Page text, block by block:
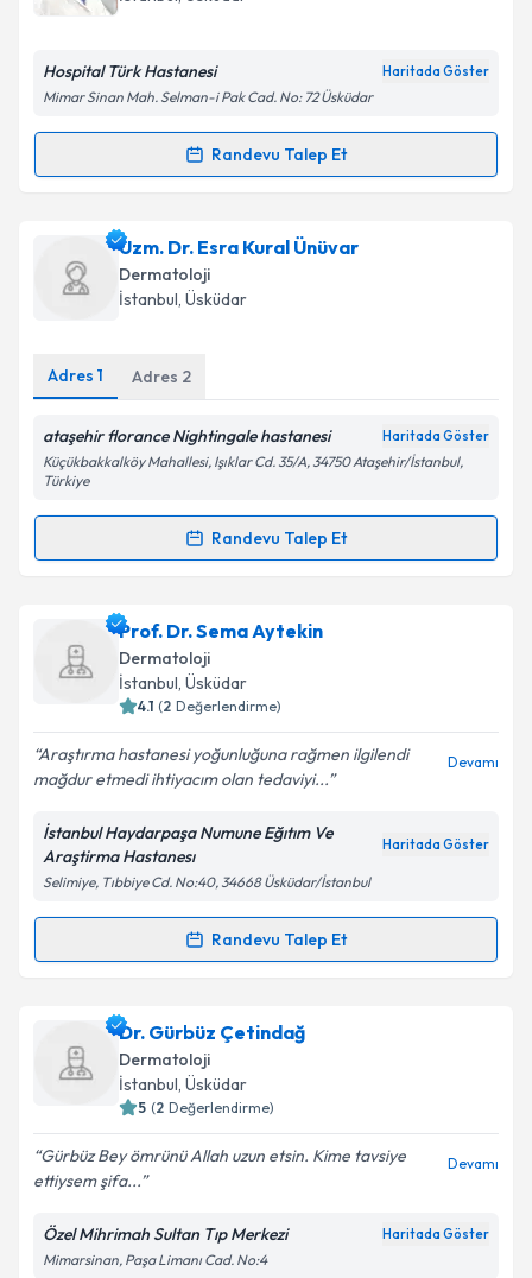
bilgilendireceğiz.
Kişisel verilerimin işlenmesine ilişkinAydınlatma
kapsamda işlenmesini kabul ediyorum.
Takvim Talebini Gönder
Hospital Türk Hastanesi Haritada Göster
Mimar Sinan Mah. Selman-i Pak Cad. No: 72 Üsküdar
Randevu Talep Et
Randevu Takvimi Talebi
Uzm. Dr. Yaman Sönmeziçin randevu takvimi talebi
oluşturun. Size bu uzmandan randevu almanız için bir
takvim hazırlandığında e-posta ile bilgilendireceğiz.
Kişisel verilerimin işlenmesine ilişkinAydınlatma
Uzm. Dr. Esra Kural Ünüvar
Dermatoloji
İstanbul, Üsküdar
Adres 1 Adres 2
ataşehir florance Nightingale hastanesi Haritada Göster
Küçükbakkalköy Mahallesi, Işıklar Cd. 35/A, 34750 Ataşehir/İstanbul,
Türkiye
Randevu Talep Et
Randevu Takvimi Talebi
Uzm. Dr. Esra Kural Ünüvariçin randevu takvimi
talebi oluşturun. Size bu uzmandan randevu almanız
için bir takvim hazırlandığında e-posta ile
bilgilendireceğiz.
E-posta Adresiniz
Kişisel verilerimin işlenmesine ilişkin
Metni'ni okudum ve kişisel verilerimin belirtilen
kapsamda işlenmesini kabul ediyorum.
Prof. Dr. Sema Aytekin
Dermatoloji
İstanbul, Üsküdar
4.1 (2 Değerlendirme)
Araştırma hastanesi yoğunluğuna rağmen ilgilendi
mağdur etmedi ihtiyacım olan tedaviyi...
Devamı
İstanbul Haydarpaşa Numune Eğıtım Ve
Araştirma Hastanesı
Haritada Göster
Selimiye, Tıbbiye Cd. No:40, 34668 Üsküdar/İstanbul
Randevu Talep Et
Randevu Takvimi Talebi
Prof. Dr. Sema Aytekiniçin randevu takvimi talebi
oluşturun. Size bu uzmandan randevu almanız için bir
takvim hazırlandığında e-posta ile bilgilendireceğiz.
Kişisel verilerimin işlenmesine ilişkin
Aydınlatma
Metni'ni okudum ve kişisel verilerimin belirtilen
Dr. Gürbüz Çetindağ
Dermatoloji
İstanbul, Üsküdar
5 (2 Değerlendirme)
Gürbüz Bey ömrünü Allah uzun etsin. Kime tavsiye
ettiysem şifa...
Devamı
Özel Mihrimah Sultan Tıp Merkezi Haritada Göster
Mimarsinan, Paşa Limanı Cad. No:4